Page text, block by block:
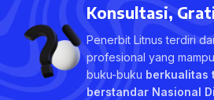
Konsultasi,
Penerbit Litnus terdiri
profesional yang
buku-buku berkualitas
berstandar Nasional